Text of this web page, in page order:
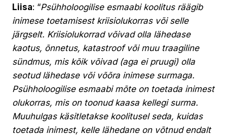
Liisa: “Psühholoogilise esmaabi koolitus räägib
inimese toetamisest kriisiolukorras või selle
järgselt. Kriisiolukorrad võivad olla lähedase
kaotus, õnnetus, katastroof või muu traagiline
sündmus, mis kõik võivad (aga ei pruugi) olla
seotud lähedase või võõra inimese surmaga.
Psühholoogilise esmaabi mõte on toetada inimest
olukorras, mis on toonud kaasa kellegi surma.
Muuhulgas käsitletakse koolitusel seda, kuidas
toetada inimest, kelle lähedane on võtnud endalt